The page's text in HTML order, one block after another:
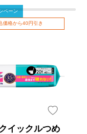
ペーン
価格から40円引き
イックルつめ